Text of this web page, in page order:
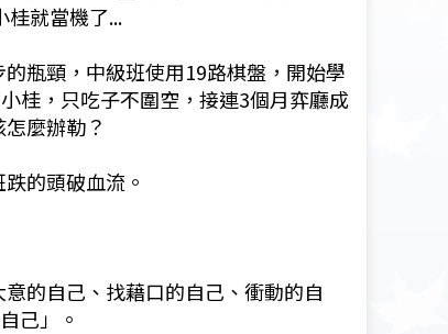
桂就當機了...
瓶頸，中級班使用19路棋盤，開始學
桂，只吃子不圍空，接連3個月弈廳成
麼辦勒？
的頭破血流。
的自己、找藉口的自己、衝動的自
己」。